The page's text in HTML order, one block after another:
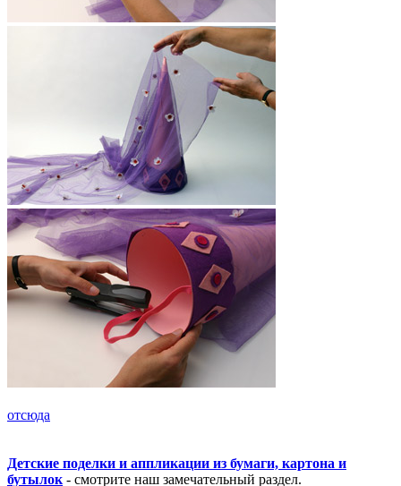
отсюда
Детские поделки и аппликации из бумаги, картона и
бутылок - смотрите наш замечательный раздел.